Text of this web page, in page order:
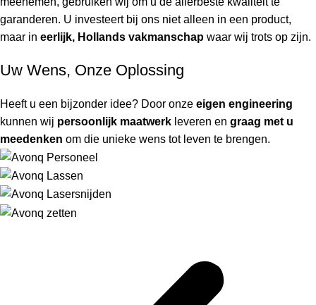
garanderen. U investeert bij ons niet alleen in een product,
maar in eerlijk, Hollands vakmanschap waar wij trots op zijn.
Uw Wens, Onze Oplossing
Heeft u een bijzonder idee? Door onze eigen engineering
kunnen wij persoonlijk maatwerk leveren en graag met u
meedenken om die unieke wens tot leven te brengen.